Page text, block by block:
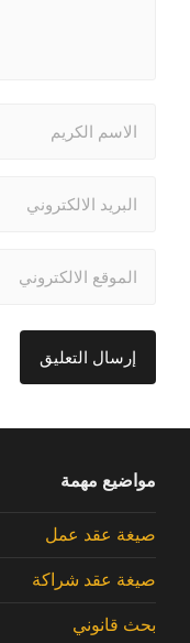
مواضيع مهمة
صيغة عقد عمل
صيغة عقد شراكة
بحث قانوني